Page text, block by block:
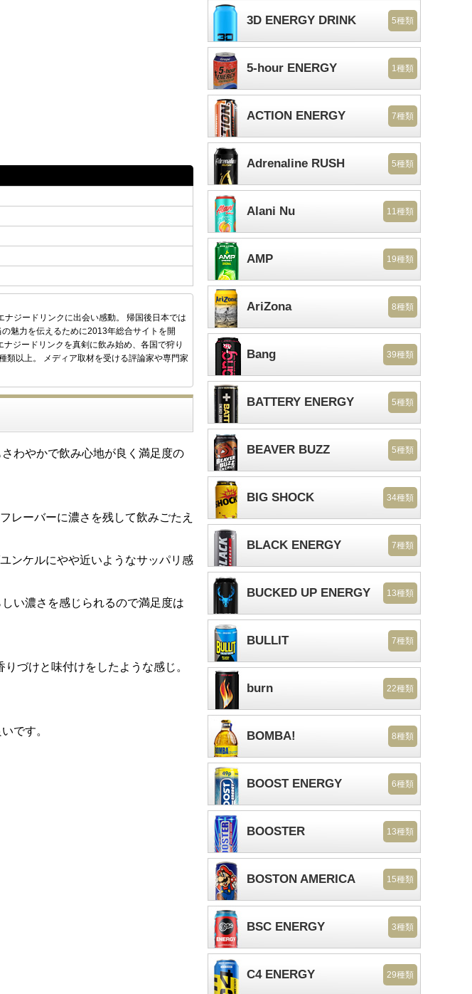
ジードリンクに出会い感動。 帰国後日本では
魅力を伝えるために2013年総合サイトを開
ジードリンクを真剣に飲み始め、各国で狩り
類以上。 メディア取材を受ける評論家や専門家
わやかで飲み心地が良く満足度の
レーバーに濃さを残して飲みごたえ
ンケルにやや近いようなサッパリ感
い濃さを感じられるので満足度は
づけと味付けをしたような感じ。
です。
3D ENERGY DRINK 5種類
5-hour ENERGY 1種類
ACTION ENERGY 7種類
Adrenaline RUSH 5種類
Alani Nu 11種類
AMP 19種類
AriZona 8種類
Bang 39種類
BATTERY ENERGY 5種類
BEAVER BUZZ 5種類
BIG SHOCK 34種類
BLACK ENERGY 7種類
BUCKED UP ENERGY 13種類
BULLIT 7種類
burn 22種類
BOMBA! 8種類
BOOST ENERGY 6種類
BOOSTER 13種類
BOSTON AMERICA 15種類
BSC ENERGY 3種類
C4 ENERGY 29種類